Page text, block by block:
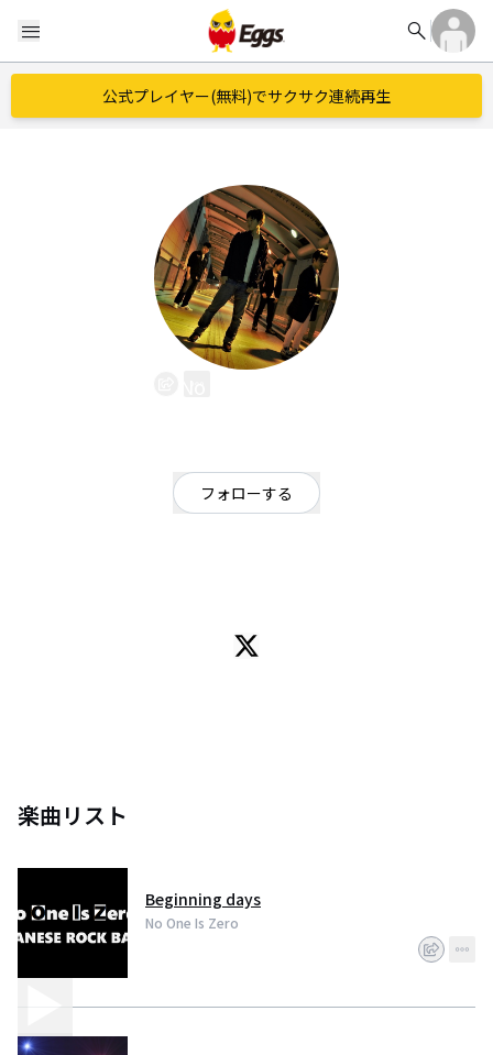
menu search
公式プレイヤー(無料)でサクサク連続再生
フォローする
楽曲リスト
Beginning days
No One Is Zero